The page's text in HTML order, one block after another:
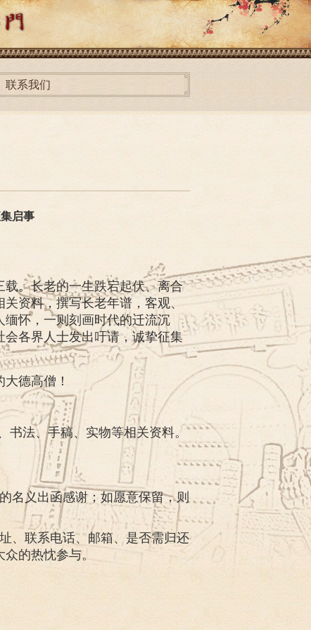
联系我们
启事
。长老的一生跌宕起伏、离合
资料，撰写长老年谱，客观、
怀，一则刻画时代的迁流沉
各界人士发出吁请，诚挚征集
德高僧！
书法、手稿、实物等相关资料。
名义出函感谢；如愿意保留，则
、联系电话、邮箱、是否需归还
的热忱参与。